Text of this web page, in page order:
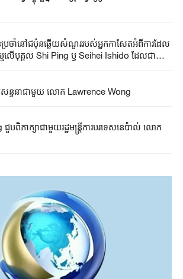
ប្រចាំនៅជប៉ុនឆ្លើយសំណួររបស់អ្នកកាសែតអំពីការដែល
លើបុគ្គល Shi Ping ឫ Seihei Ishido ដែលជា
ន្ទនាជាមួយ លោក Lawrence Wong
ពិភាក្សាជាមួយរដ្ឋមន្ត្រីការបរទេសនេប៉ាល់ លោក